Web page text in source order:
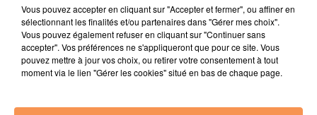
TITRES DIFFUSÉS
12h25
12h25 12h21
12h21 12h16
12h16
Vous pouvez accepter en cliquant sur "Accepter et fermer", ou affiner en
sélectionnant les finalités et/ou partenaires dans "Gérer mes choix".
Vous pouvez également refuser en cliquant sur "Continuer sans
accepter". Vos préférences ne s'appliqueront que pour ce site. Vous
pouvez mettre à jour vos choix, ou retirer votre consentement à tout
moment via le lien "Gérer les cookies" situé en bas de chaque page.